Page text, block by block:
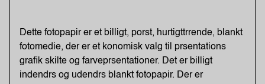
Dette fotopapir er et billigt, porst, hurtigttrrende, blankt
fotomedie, der er et konomisk valg til prsentations
grafik skilte og farveprsentationer. Det er billigt
indendrs og udendrs blankt fotopapir. Der er